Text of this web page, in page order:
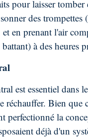
pour laisser
des trompettes
et en prenant l'air
à des heures
est essentiel dans
réchauffer. Bien que
perfectionné la
déjà d'un